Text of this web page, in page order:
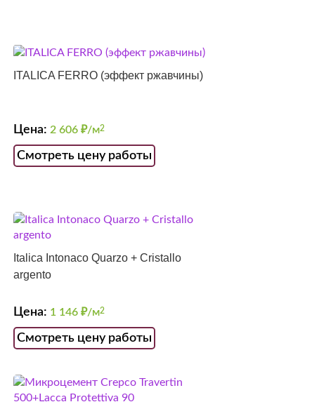
ITALICA FERRO (эффект ржавчины)
Цена:2 606₽/м2
Смотреть цену работы
Italica Intonaco Quarzo + Cristallo
argento
Цена: 1 146₽/м2
Смотреть цену работы